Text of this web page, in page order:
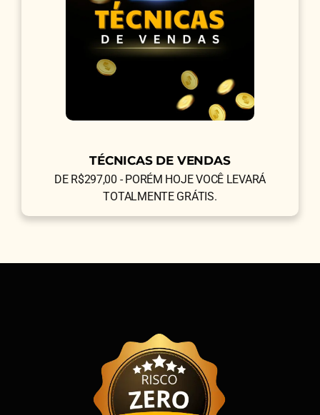
TÉCNICAS DE VENDAS
DE R$297,00 - PORÉM HOJE VOCÊ LEVARÁ
TOTALMENTE GRÁTIS.